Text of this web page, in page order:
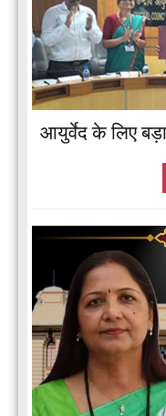
आयुर्वेद के लिए